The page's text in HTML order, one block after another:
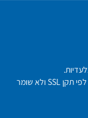
הזמנה באתר ללא חיוב, התשלום במלון. הוטלס מאובטח לפי תקן SSL ולא שומר